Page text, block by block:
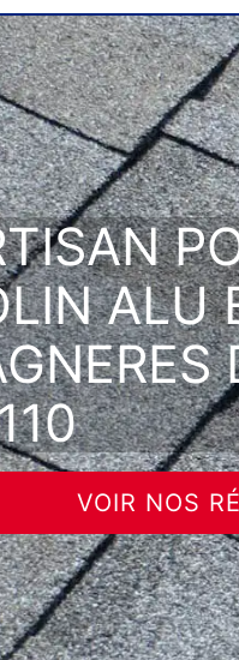
ALU
VOIR NOS